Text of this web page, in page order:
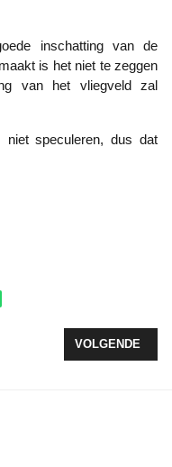
is het niet te zeggen
van het vliegveld zal
VOLGENDE
VOLGENDE